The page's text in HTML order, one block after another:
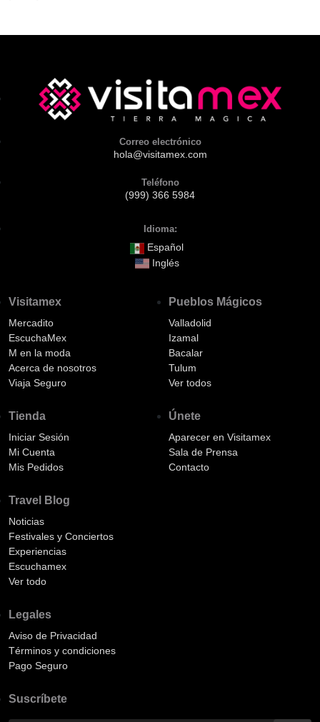
Correo electrónico
hola@visitamex.com
Teléfono
(999) 366 5984
Idioma:
Español
Inglés
Visitamex
Mercadito
EscuchaMex
M en la moda
Acerca de nosotros
Viaja Seguro
Tienda
Iniciar Sesión
Mi Cuenta
Mis Pedidos
Pueblos Mágicos
Valladolid
Izamal
Bacalar
Tulum
Ver todos
Únete
Aparecer en Visitamex
Sala de Prensa
Contacto
Travel Blog
Noticias
Festivales y Conciertos
Experiencias
Escuchamex
Ver todo
Legales
Aviso de Privacidad
Términos y condiciones
Pago Seguro
Suscríbete